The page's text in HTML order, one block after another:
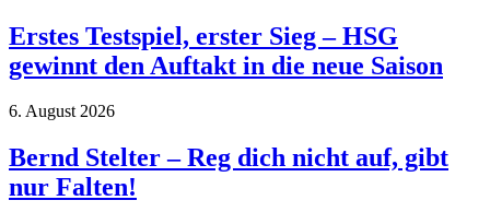
Erstes Testspiel, erster Sieg – HSG
gewinnt den Auftakt in die neue Saison
6. August 2026
Bernd Stelter – Reg dich nicht auf, gibt
nur Falten!